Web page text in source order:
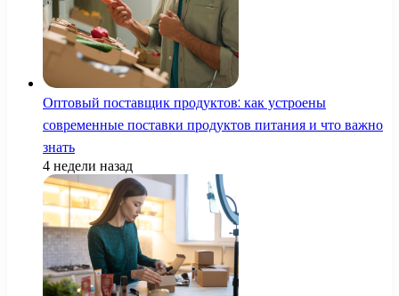
Оптовый поставщик продуктов: как устроены
современные поставки продуктов питания и что важно
знать
4 недели назад